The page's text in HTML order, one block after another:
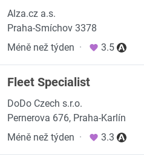
Alza.cz a.s.
Praha-Smíchov 3378
Méně než týden · 3.5
Fleet Specialist
DoDo Czech s.r.o.
Pernerova 676, Praha-Karlín
Méně než týden · 3.3